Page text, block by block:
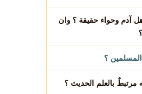
آدم وحواء حقيقة ؟ وان